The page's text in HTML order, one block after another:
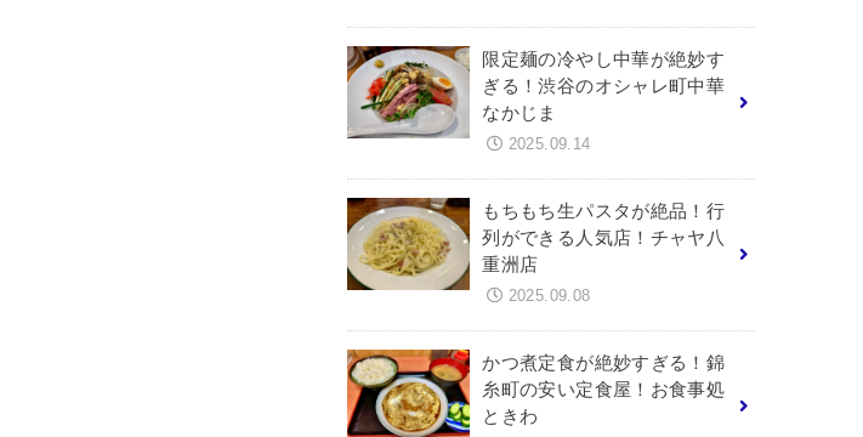
限定麺の冷やし中華が絶妙す
ぎる！渋谷のオシャレ町中華
なかじま
2025.09.14
もちもち生パスタが絶品！行
列ができる人気店！チャヤ八
重洲店
2025.09.08
かつ煮定食が絶妙すぎる！錦
糸町の安い定食屋！お食事処
ときわ